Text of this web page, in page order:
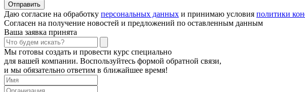
Отправить
Даю согласие на обработку персональных данных и принимаю условия политики
Согласен на получение новостей и предложений по оставленным данным
Ваша заявка принята
Мы готовы создать и провести курс специально
для вашей компании. Воспользуйтесь формой обратной связи,
и мы обязательно ответим в ближайшее время!